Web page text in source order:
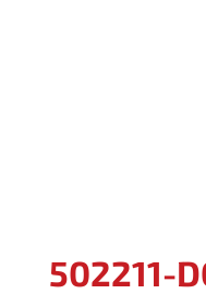
502211-